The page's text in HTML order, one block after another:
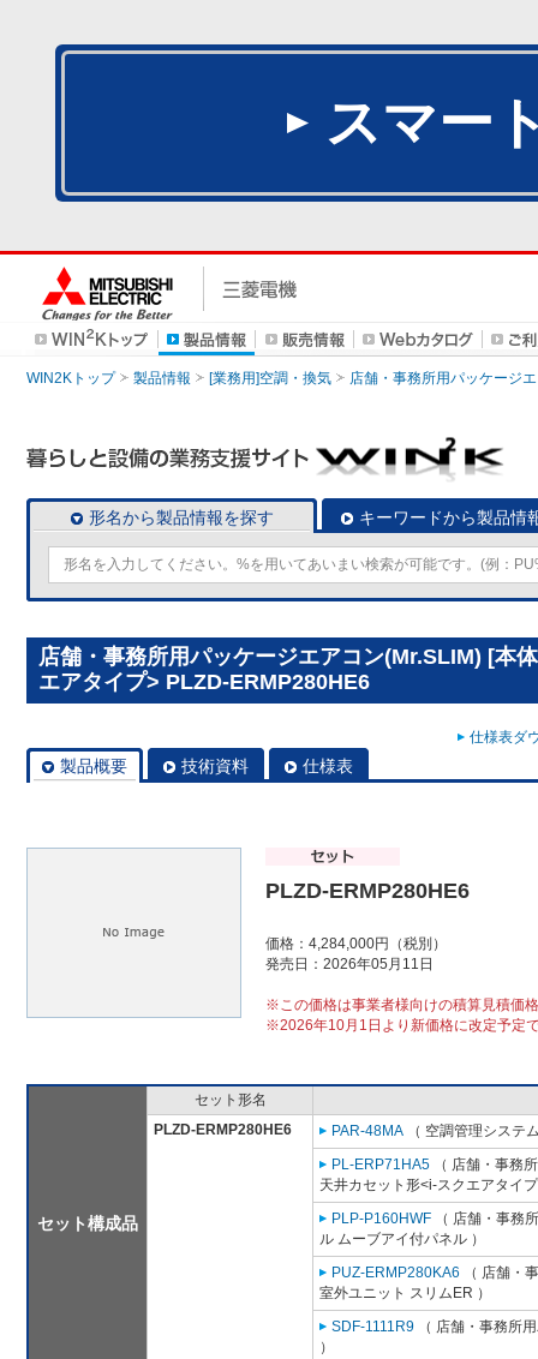
スマー
WIN2Kトップ 製品情報 [業務用]空調・換気 店舗・事務所用パッケージ
形名から製品情報を探す キーワードから製品情
店舗・事務所用パッケージエアコン(Mr.SLIM) [本
エアタイプ> PLZD-ERMP280HE6
仕様表ダ
製品概要 技術資料 仕様表
PLZD-ERMP280HE6
価格：4,284,000円（税別）
発売日：2026年05月11日
※この価格は事業者様向けの積算見積価
※2026年10月1日より新価格に改定予定
セット構成品
セット形名
PLZD-ERMP280HE6
PAR-48MA （ 空調管理システ
PL-ERP71HA5 （ 店舗・事務
天井カセット形<i-スクエアタイ
PLP-P160HWF （ 店舗・事務
ル ムーブアイ付パネル ）
PUZ-ERMP280KA6 （ 店舗・
室外ユニット スリムER ）
SDF-1111R9 （ 店舗・事務所
）